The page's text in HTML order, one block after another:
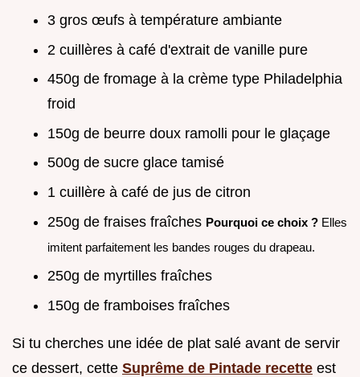
3 gros œufs à température ambiante
2 cuillères à café d'extrait de vanille pure
450g de fromage à la crème type Philadelphia
froid
150g de beurre doux ramolli pour le glaçage
500g de sucre glace tamisé
1 cuillère à café de jus de citron
250g de fraises fraîches Pourquoi ce choix ? Elles
imitent parfaitement les bandes rouges du drapeau.
250g de myrtilles fraîches
150g de framboises fraîches
Si tu cherches une idée de plat salé avant de servir
ce dessert, cette Suprême de Pintade recette est